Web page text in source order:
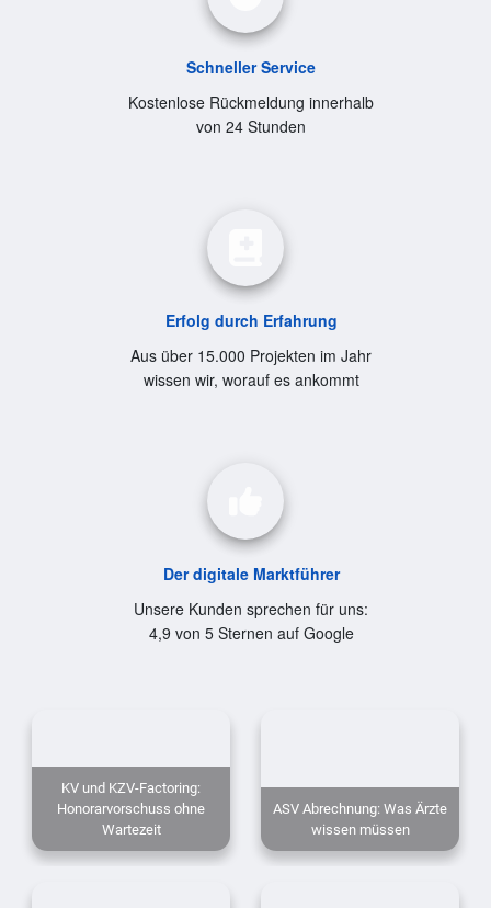
Schneller Service
Kostenlose Rückmeldung innerhalb
von 24 Stunden
Erfolg durch Erfahrung
Aus über 15.000 Projekten im Jahr
wissen wir, worauf es ankommt
Der digitale Marktführer
Unsere Kunden sprechen für uns:
4,9 von 5 Sternen auf Google
KV und KZV-Factoring:
Honorarvorschuss ohne
Wartezeit
ASV Abrechnung: Was Ärzte
wissen müssen